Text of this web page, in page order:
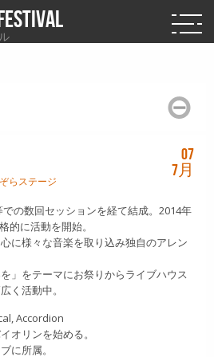
らステージ
07
7月
の数回セッションを経て結成。2014年
的に活動を開始。
に様々な音楽を取り込み独自のアレン
」をテーマにお祭りからライブハウス
く活動中。
Accordion
オリンを始める。
に所属。